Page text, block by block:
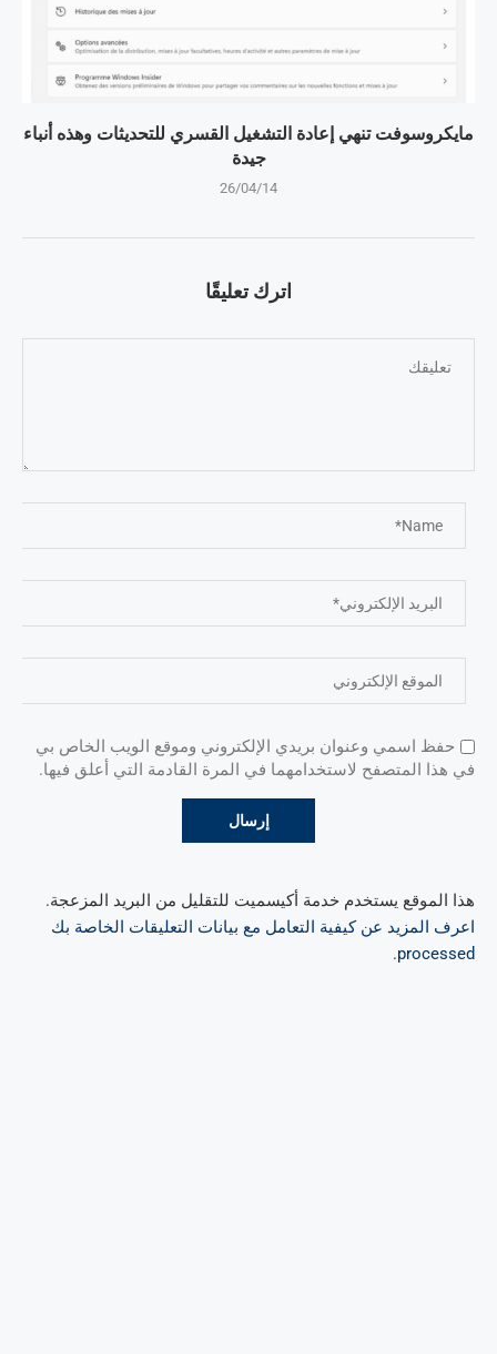
مايكروسوفت تنهي إعادة التشغيل القسري للتحديثات وهذه أنباء
جيدة
26/04/14
اترك تعليقًا
حفظ اسمي وعنوان بريدي الإلكتروني وموقع الويب الخاص بي
في هذا المتصفح لاستخدامهما في المرة القادمة التي أعلق فيها.
هذا الموقع يستخدم خدمة أكيسميت للتقليل من البريد المزعجة.
اعرف المزيد عن كيفية التعامل مع بيانات التعليقات الخاصة بك
processed
.